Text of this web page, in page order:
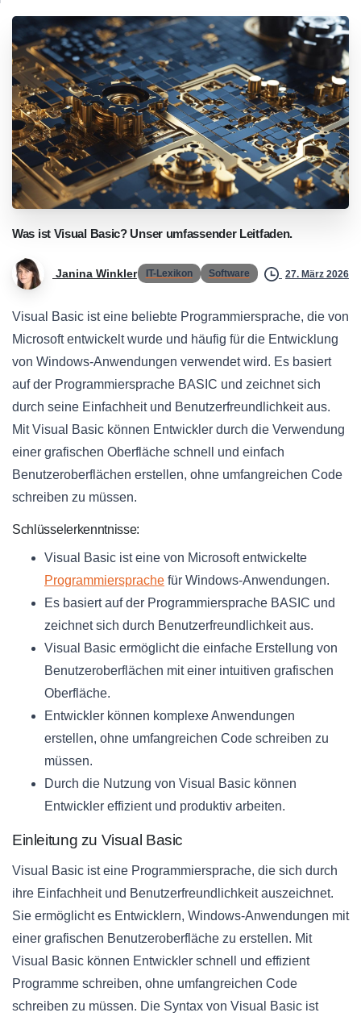
Was ist Visual Basic? Unser umfassender Leitfaden.
Janina Winkler IT-Lexikon Software 27. März 2026
Visual Basic ist eine beliebte Programmiersprache, die von
Microsoft entwickelt wurde und häufig für die Entwicklung
von Windows-Anwendungen verwendet wird. Es basiert
auf der Programmiersprache BASIC und zeichnet sich
durch seine Einfachheit und Benutzerfreundlichkeit aus.
Mit Visual Basic können Entwickler durch die Verwendung
einer grafischen Oberfläche schnell und einfach
Benutzeroberflächen erstellen, ohne umfangreichen Code
schreiben zu müssen.
Schlüsselerkenntnisse:
Visual Basic ist eine von Microsoft entwickelte
Programmiersprache für Windows-Anwendungen.
Es basiert auf der Programmiersprache BASIC und
zeichnet sich durch Benutzerfreundlichkeit aus.
Visual Basic ermöglicht die einfache Erstellung von
Benutzeroberflächen mit einer intuitiven grafischen
Oberfläche.
Entwickler können komplexe Anwendungen
erstellen, ohne umfangreichen Code schreiben zu
müssen.
Durch die Nutzung von Visual Basic können
Entwickler effizient und produktiv arbeiten.
Einleitung zu Visual Basic
Visual Basic ist eine Programmiersprache, die sich durch
ihre Einfachheit und Benutzerfreundlichkeit auszeichnet.
Sie ermöglicht es Entwicklern, Windows-Anwendungen mit
einer grafischen Benutzeroberfläche zu erstellen. Mit
Visual Basic können Entwickler schnell und effizient
Programme schreiben, ohne umfangreichen Code
schreiben zu müssen. Die Syntax von Visual Basic ist